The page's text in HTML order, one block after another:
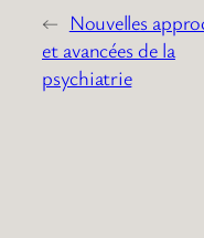
← Nouvelles
et avancées de la
psychiatrie